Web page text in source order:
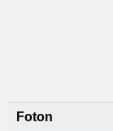
Foton